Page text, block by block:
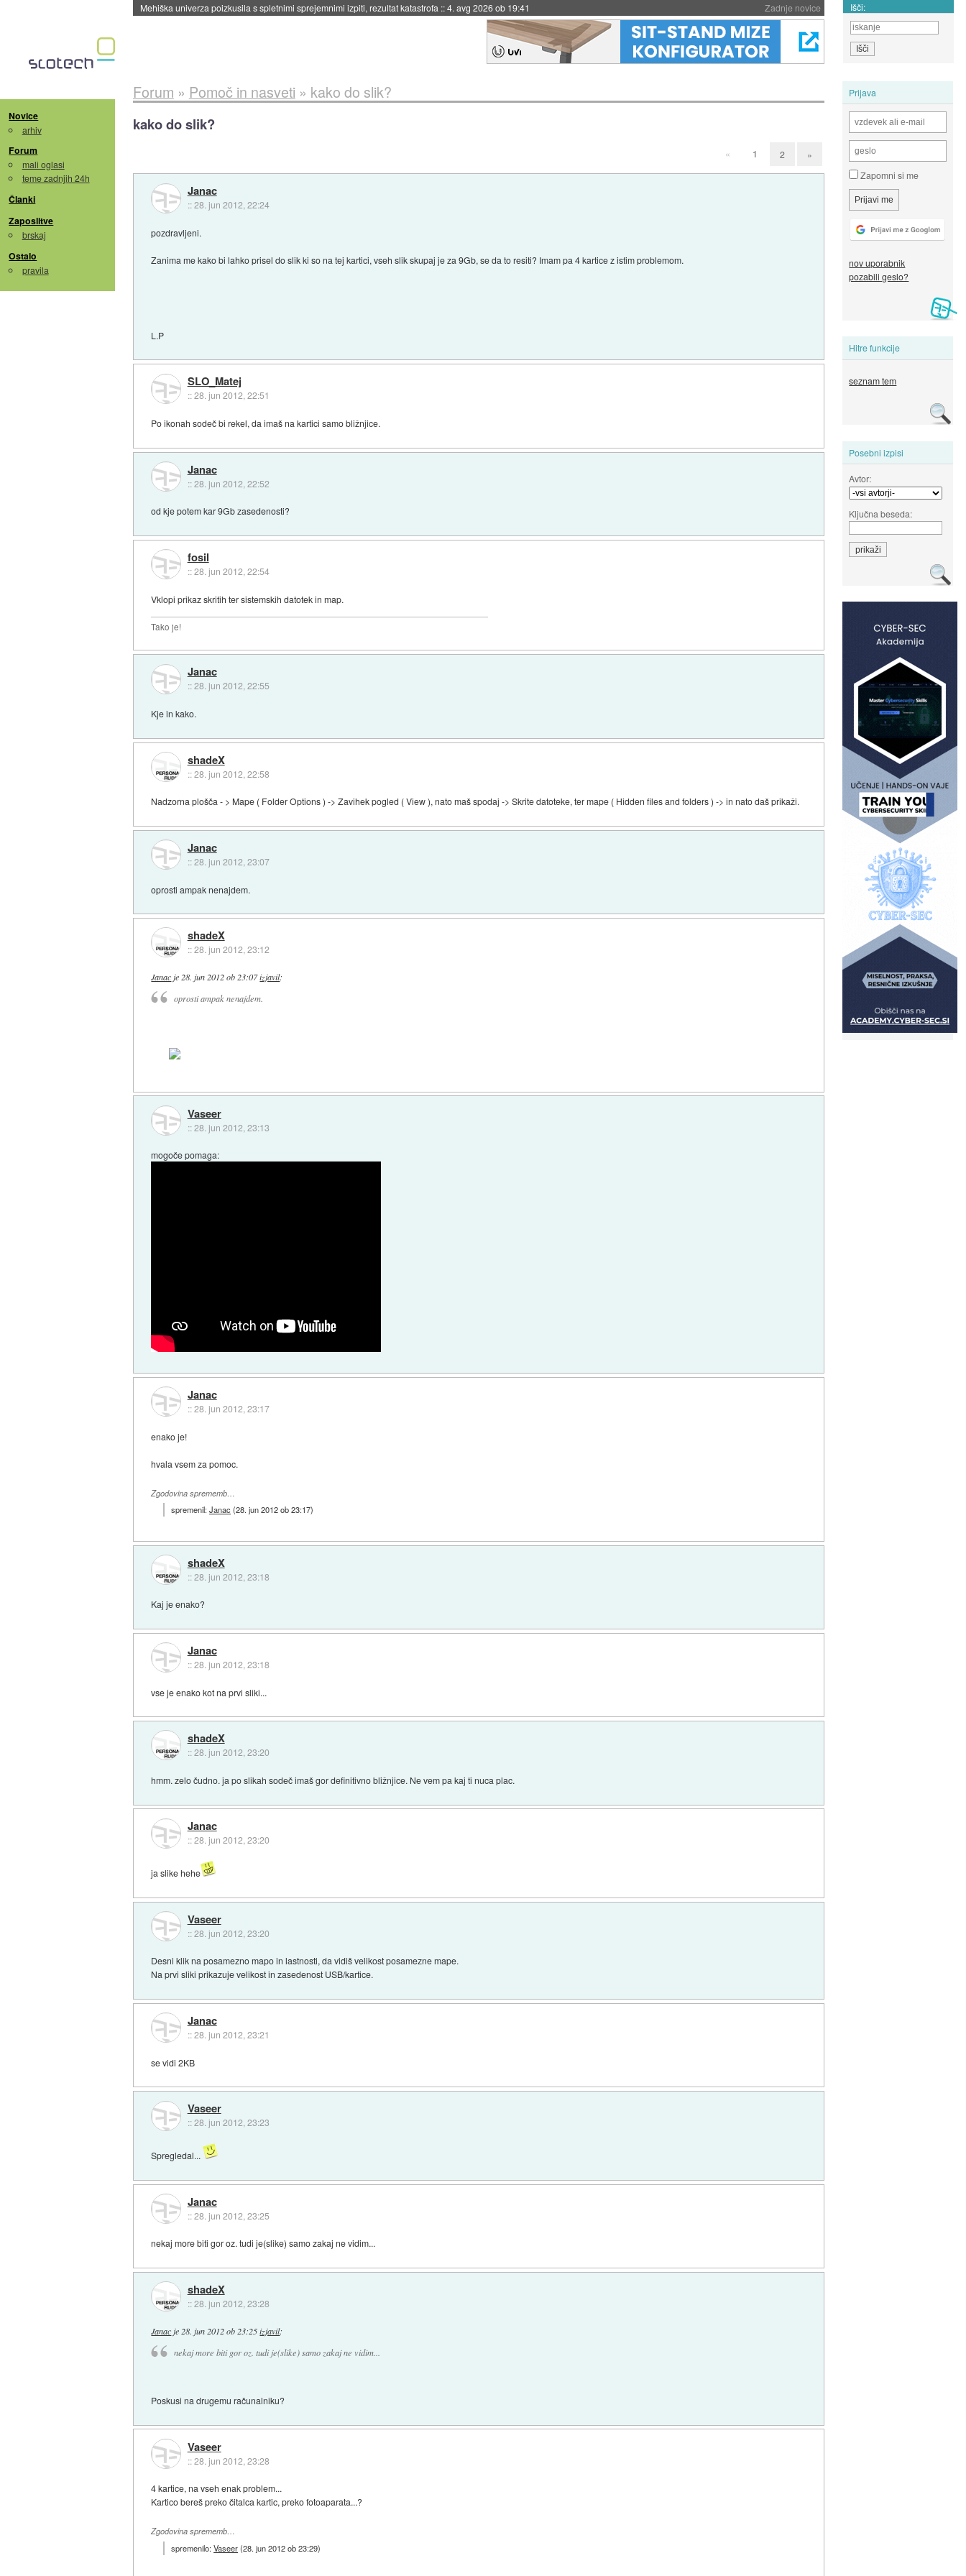
Zadnje novice
Evropska vesoljska agencija razvija svojo raketo za večkratno uporabo::4. avg 2026 ob 19:41 Išči:
Novice
arhiv
Forum
mali oglasi
teme zadnjih 24h
Članki
Zaposlitve
brskaj
Ostalo
pravila
Prijava
Zapomni si me
nov uporabnik
pozabili geslo?
Hitre funkcije
seznam tem
Posebni izpisi
Avtor:
Ključna beseda:
Forum » Pomoč in nasveti » kako do slik?
kako do slik?
« 1 2 »
Janac
::28. jun 2012, 22:24
pozdravljeni.
Zanima me kako bi lahko prisel do slik ki so na tej kartici, vseh slik skupaj je za 9Gb, se da to resiti? Imam pa 4 kartice z istim problemom.
L.P
SLO_Matej
::28. jun 2012, 22:51
Po ikonah sodeč bi rekel, da imaš na kartici samo bližnjice.
Janac
::28. jun 2012, 22:52
od kje potem kar 9Gb zasedenosti?
fosil
::28. jun 2012, 22:54
Vklopi prikaz skritih ter sistemskih datotek in map.
Tako je!
Janac
::28. jun 2012, 22:55
Kje in kako.
shadeX
::28. jun 2012, 22:58
Nadzorna plošča - > Mape ( Folder Options ) -> Zavihek pogled ( View ), nato maš spodaj -> Skrite datoteke, ter mape ( Hidden files and folders ) -> in nato daš prikaži.
Janac
::28. jun 2012, 23:07
oprosti ampak nenajdem.
shadeX
::28. jun 2012, 23:12
Janac je 28. jun 2012 ob 23:07izjavil:
oprosti ampak nenajdem.
Vaseer
::28. jun 2012, 23:13
mogoče pomaga:
Janac
::28. jun 2012, 23:17
enako je!
hvala vsem za pomoc.
Zgodovina sprememb…
spremenil:Janac(28. jun 2012 ob 23:17)
shadeX
::28. jun 2012, 23:18
Kaj je enako?
Janac
::28. jun 2012, 23:18
vse je enako kot na prvi sliki...
shadeX
::28. jun 2012, 23:20
hmm. zelo čudno. ja po slikah sodeč imaš gor definitivno bližnjice. Ne vem pa kaj ti nuca plac.
Janac
::28. jun 2012, 23:20
ja slike hehe
Vaseer
::28. jun 2012, 23:20
Desni klik na posamezno mapo in lastnosti, da vidiš velikost posamezne mape.
Na prvi sliki prikazuje velikost in zasedenost USB/kartice.
Janac
::28. jun 2012, 23:21
se vidi 2KB
Vaseer
::28. jun 2012, 23:23
Spregledal...
Janac
::28. jun 2012, 23:25
nekaj more biti gor oz. tudi je(slike) samo zakaj ne vidim...
shadeX
::28. jun 2012, 23:28
Janac je 28. jun 2012 ob 23:25 izjavil:
nekaj more biti gor oz. tudi je(slike) samo zakaj ne vidim...
Poskusi na drugemu računalniku?
Vaseer
::28. jun 2012, 23:28
4 kartice, na vseh enak problem...
Kartico bereš preko čitalca kartic, preko fotoaparata...?
Zgodovina sprememb…
spremenilo:Vaseer(28. jun 2012 ob 23:29)